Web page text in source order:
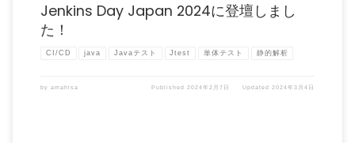
Jenkins Day Japan 2024に登壇しまし
た！
CI/CD java Javaテスト Jtest 単体テスト 静的解析
by amahisa Published2024年2月7日 Updated2024年3月4日